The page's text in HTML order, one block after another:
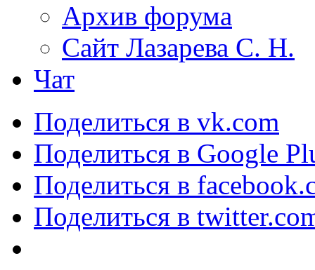
Архив форума
Сайт Лазарева С. Н.
Чат
Поделиться в vk.com
Поделиться в Google
Поделиться в
Поделиться в